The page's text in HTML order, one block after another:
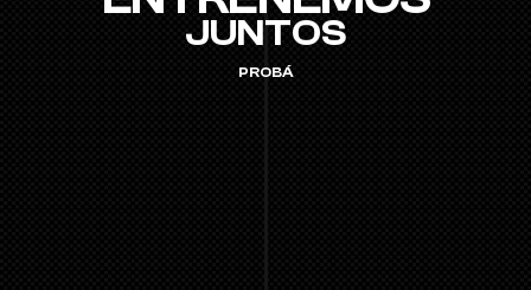
JUNTOS
PROBÁ